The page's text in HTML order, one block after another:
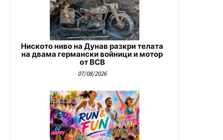
Ниското ниво на Дунав разкри телата
на двама германски войници и мотор
от ВСВ
07/08/2026